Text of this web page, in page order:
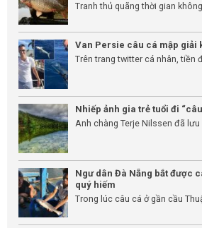
Tranh thủ quãng thời gian
Van Persie câu cá mập giải
Trên trang twitter cá nhân, tiền
Nhiếp ảnh gia trẻ tuổi đi
Anh chàng Terje Nilssen đã
Ngư dân Đà Nẵng bắt được
quý hiếm
Trong lúc câu cá ở gần cầu